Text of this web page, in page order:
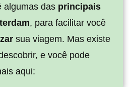
algumas das principais
, para facilitar você
sua viagem. Mas existe
e você pode
aqui: